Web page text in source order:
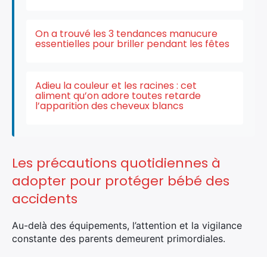
On a trouvé les 3 tendances manucure
essentielles pour briller pendant les fêtes
Adieu la couleur et les racines : cet
aliment qu’on adore toutes retarde
l’apparition des cheveux blancs
Les précautions quotidiennes à
adopter pour protéger bébé des
accidents
Au-delà des équipements, l’attention et la vigilance
constante des parents demeurent primordiales.